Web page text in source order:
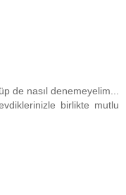
de nasıl denemeyelim...
birlikte mutlu